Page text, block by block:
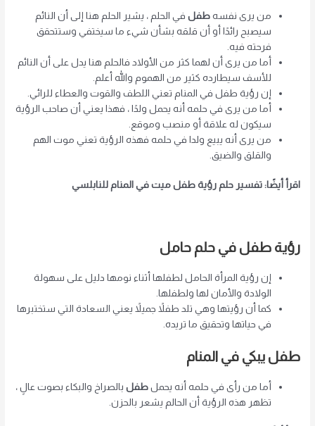
من يرى نفسهطفل في الحلم ، يشير الحلم هنا إلى أن النائم
سيصبح رائدًا أو أن قلقه بشأن شيء ما سيختفي وستتحقق
فرحته فيه.
أما من يرى أن لهما كثر من الأولاد فالحلم هنا يدل على أن النائم
للأسف سيطارده كثير من الهموم والله أعلم.
إن رؤية طفل في المنام تعني اللطف والقوت والعطاء للرائي.
أما من يرى في حلمه أنه يحمل ولدًا ، فهذا يعني أن صاحب الرؤية
سيكون له علاقة أو منصب وموقع.
من يرى أنه يبيع ولدا في حلمه فهذه الرؤية تعني موت الهم
والقلق والضيق.
اقرأ أيضًا: تفسير حلم رؤية طفل ميت في المنام للنابلسي
رؤية طفل في حلم حامل
إن رؤية المرأة الحامل لطفلها أثناء نومها دليل على سهولة
الولادة والأمان لها ولطفلها.
كما أن رؤيتها وهي تلد طفلاً جميلاً يعني السعادة التي ستختبرها
في حياتها وتحقيق ما تريده.
طفل يبكي في المنام
أما من رأى في حلمه أنه يحملطفل بالصراخ والبكاء بصوت عالٍ ،
تظهر هذه الرؤية أن الحالم يشعر بالحزن.